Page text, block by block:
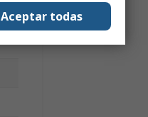
Aceptar todas